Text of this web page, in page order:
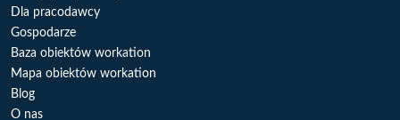
Dla pracodawcy
Gospodarze
Baza obiektów workation
Mapa obiektów workation
Blog
O nas